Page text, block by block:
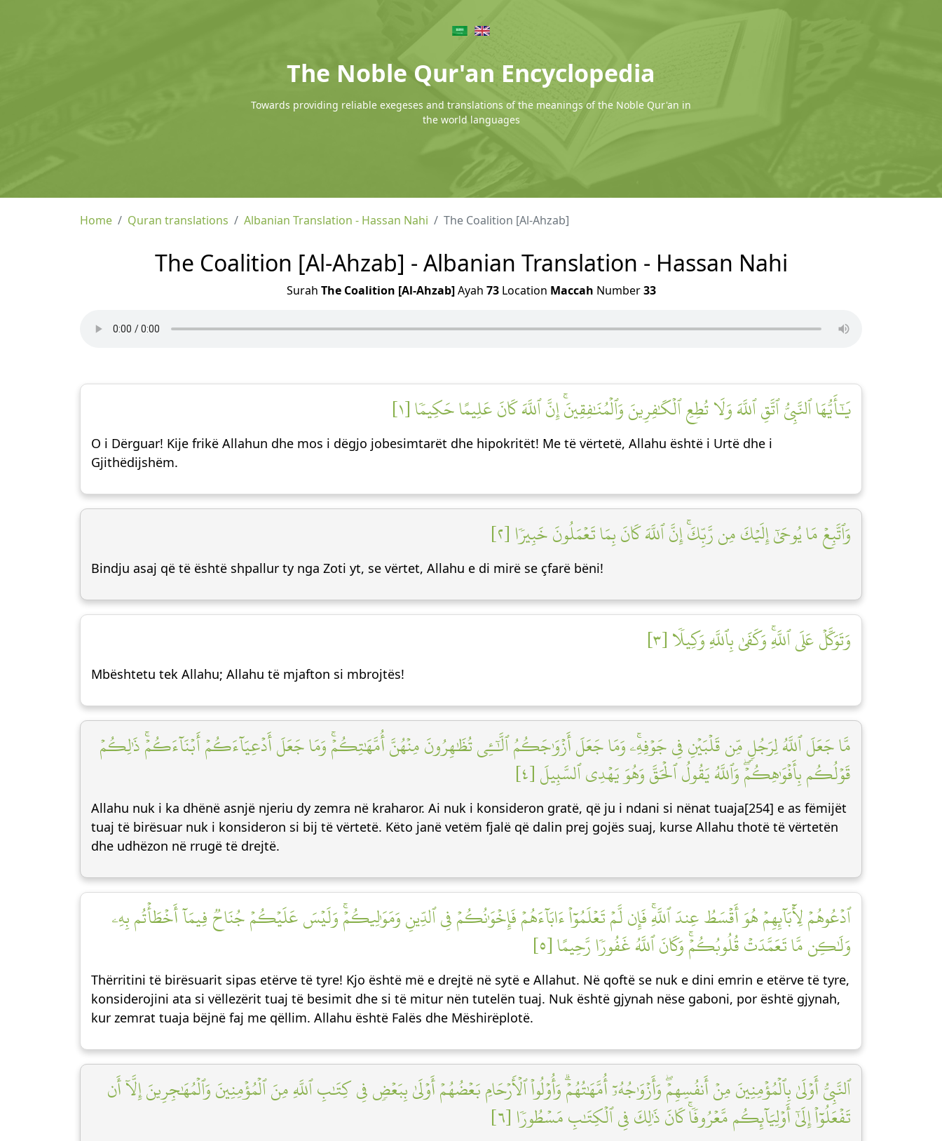
The Noble Qur'an Encyclopedia
Towards providing reliable exegeses and translations of the meanings of the Noble Qur'an in
the world languages
Home Quran translations Albanian Translation - Hassan Nahi The Coalition [Al-Ahzab]
The Coalition [Al-Ahzab] - Albanian Translation - Hassan Nahi
Surah The Coalition [Al-Ahzab]Ayah 73Location Maccah Number33
يَٰٓأَيُّهَا ٱلنَّبِيُّ ٱتَّقِ ٱللَّهَ وَلَا تُطِعِ ٱلۡكَٰفِرِينَ وَٱلۡمُنَٰفِقِينَۚ إِنَّ ٱللَّهَ كَانَ عَلِيمًا حَكِيمٗا [١]
O i Dërguar! Kije frikë Allahun dhe mos i dëgjo jobesimtarët dhe hipokritët! Me të vërtetë, Allahu është i Urtë dhe i
Gjithëdijshëm.
وَٱتَّبِعۡ مَا يُوحَىٰٓ إِلَيۡكَ مِن رَّبِّكَۚ إِنَّ ٱللَّهَ كَانَ بِمَا تَعۡمَلُونَ خَبِيرٗا [٢]
Bindju asaj që të është shpallur ty nga Zoti yt, se vërtet, Allahu e di mirë se çfarë bëni!
وَتَوَكَّلۡ عَلَى ٱللَّهِۚ وَكَفَىٰ بِٱللَّهِ وَكِيلٗا [٣]
Mbështetu tek Allahu; Allahu të mjafton si mbrojtës!
مَّا جَعَلَ ٱللَّهُ لِرَجُلٖ مِّن قَلۡبَيۡنِ فِي جَوۡفِهِۦۚ وَمَا جَعَلَ أَزۡوَٰجَكُمُ ٱلَّٰٓـِٔي تُظَٰهِرُونَ مِنۡهُنَّ أُمَّهَٰتِكُمۡۚ وَمَا جَعَلَ أَدۡعِيَآءَكُمۡ أَبۡنَآءَكُمۡۚ ذَٰلِكُمۡ
قَوۡلُكُم بِأَفۡوَٰهِكُمۡۖ وَٱللَّهُ يَقُولُ ٱلۡحَقَّ وَهُوَ يَهۡدِي ٱلسَّبِيلَ [٤]
Allahu nuk i ka dhënë asnjë njeriu dy zemra në kraharor. Ai nuk i konsideron gratë, që ju i ndani si nënat tuaja[254] e as fëmijët
tuaj të birësuar nuk i konsideron si bij të vërtetë. Këto janë vetëm fjalë që dalin prej gojës suaj, kurse Allahu thotë të vërtetën
dhe udhëzon në rrugë të drejtë.
ٱدۡعُوهُمۡ لِأٓبَآئِهِمۡ هُوَ أَقۡسَطُ عِندَ ٱللَّهِۚ فَإِن لَّمۡ تَعۡلَمُوٓاْ ءَابَآءَهُمۡ فَإِخۡوَٰنُكُمۡ فِي ٱلدِّينِ وَمَوَٰلِيكُمۡۚ وَلَيۡسَ عَلَيۡكُمۡ جُنَاحٞ فِيمَآ أَخۡطَأۡتُم بِهِۦ
وَلَٰكِن مَّا تَعَمَّدَتۡ قُلُوبُكُمۡۚ وَكَانَ ٱللَّهُ غَفُورٗا رَّحِيمًا [٥]
Thërritini të birësuarit sipas etërve të tyre! Kjo është më e drejtë në sytë e Allahut. Në qoftë se nuk e dini emrin e etërve të tyre,
konsiderojini ata si vëllezërit tuaj të besimit dhe si të mitur nën tutelën tuaj. Nuk është gjynah nëse gaboni, por është gjynah,
kur zemrat tuaja bëjnë faj me qëllim. Allahu është Falës dhe Mëshirëplotë.
ٱلنَّبِيُّ أَوۡلَىٰ بِٱلۡمُؤۡمِنِينَ مِنۡ أَنفُسِهِمۡۖ وَأَزۡوَٰجُهُۥٓ أُمَّهَٰتُهُمۡۗ وَأُوْلُواْ ٱلۡأَرۡحَامِ بَعۡضُهُمۡ أَوۡلَىٰ بِبَعۡضٖ فِي كِتَٰبِ ٱللَّهِ مِنَ ٱلۡمُؤۡمِنِينَ وَٱلۡمُهَٰجِرِينَ إِلَّآ أَن
تَفۡعَلُوٓاْ إِلَىٰٓ أَوۡلِيَآئِكُم مَّعۡرُوفٗاۚ كَانَ ذَٰلِكَ فِي ٱلۡكِتَٰبِ مَسۡطُورٗا [٦]